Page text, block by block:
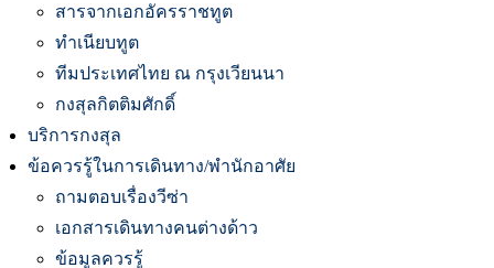
สารจากเอกอัครราชทูต
ทำเนียบทูต
ทีมประเทศไทย ณ กรุงเวียนนา
กงสุลกิตติมศักดิ์
บริการกงสุล
ข้อควรรู้ในการเดินทาง/พำนักอาศัย
ถามตอบเรื่องวีซ่า
เอกสารเดินทางคนต่างด้าว
ข้อมูลควรรู้